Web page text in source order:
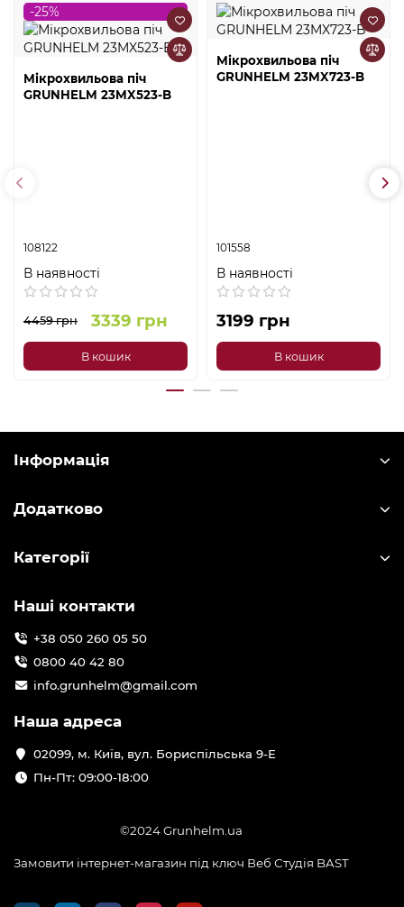
-25%
Мікрохвильова піч
GRUNHELM 23MX523-B
108122
В наявності
4459 грн 3339 грн
В кошик
Мікрохвильова піч
GRUNHELM 23MX723-B
101558
В наявності
3199 грн
В кошик
Інформація
Додатково
Категорії
Наші контакти
+38 050 260 05 50
0800 40 42 80
info.grunhelm@gmail.com
Наша адреса
02099, м. Київ, вул. Бориспільська 9-Е
Пн-Пт: 09:00-18:00
©2024 Grunhelm.ua
Замовити інтернет-магазин під ключ Веб Студія BAST